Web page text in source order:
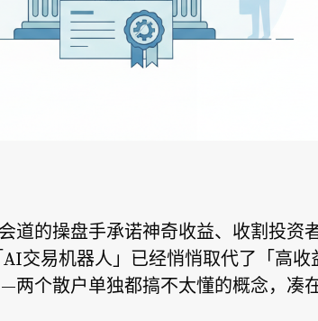
的操盘手承诺神奇收益、收割投资
交易机器人」已经悄悄取代了「高
个散户单独都搞不太懂的概念，凑